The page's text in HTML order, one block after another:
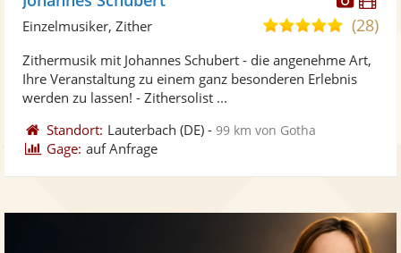
Fotos
5,0
5
(28)
Einzelmusiker, Zither
Zithermusik mit Johannes Schubert - die angenehme Art,
Ihre Veranstaltung zu einem ganz besonderen Erlebnis
werden zu lassen! - Zithersolist ...
Standort: Lauterbach (DE) -99 km von Gotha
Gage: auf Anfrage